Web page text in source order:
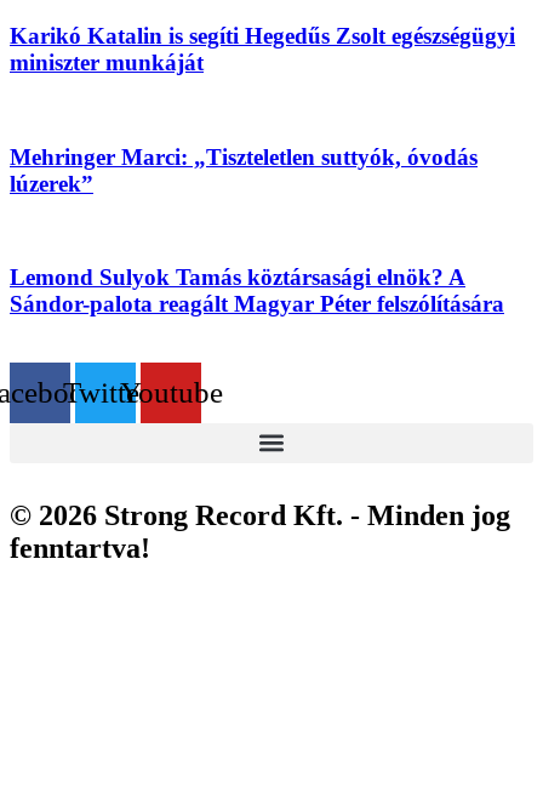
Karikó Katalin is segíti Hegedűs Zsolt egészségügyi
miniszter munkáját
Mehringer Marci: „Tiszteletlen suttyók, óvodás
lúzerek”
Lemond Sulyok Tamás köztársasági elnök? A
Sándor-palota reagált Magyar Péter felszólítására
TwitterYoutube
© 2026 Strong Record Kft. - Minden jog
fenntartva!